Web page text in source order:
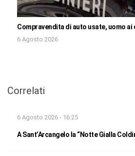
Compravendita di auto usate, uomo
6 Agosto 2026
Correlati
6 Agosto 2026 - 16:25
A Sant’Arcangelo la “Notte Gialla